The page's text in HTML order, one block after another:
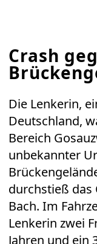
Crash
Die Lenkerin,
Deutschland,
Bereich
unbekannter
durchstieß das
Bach. Im
Lenkerin zwei
Jahren und ein